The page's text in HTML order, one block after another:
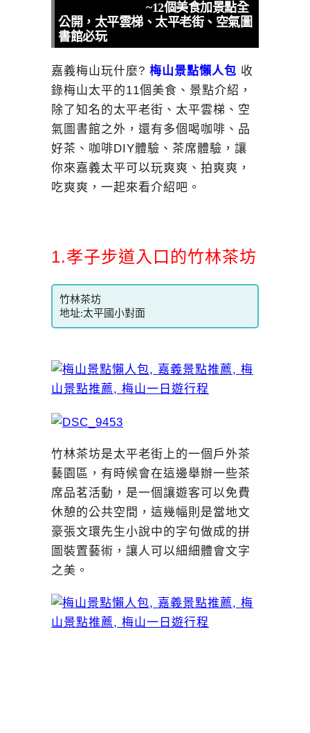
~12個美食加景點全
公開，太平雲梯、太平老街、空氣圖
書館必玩
嘉義梅山玩什麼? 梅山景點懶人包 收
錄梅山太平的11個美食、景點介紹，
除了知名的太平老街、太平雲梯、空
氣圖書館之外，還有多個喝咖啡、品
好茶、咖啡DIY體驗、茶席體驗，讓
你來嘉義太平可以玩爽爽、拍爽爽，
吃爽爽，一起來看介紹吧。
1.孝子步道入口的竹林茶坊
竹林茶坊
地址:太平國小對面
竹林茶坊是太平老街上的一個戶外茶
藝園區，有時候會在這邊舉辦一些茶
席品茗活動，是一個讓遊客可以免費
休憩的公共空間，這幾幅則是當地文
豪張文環先生小說中的字句做成的拼
圖裝置藝術，讓人可以細細體會文字
之美。